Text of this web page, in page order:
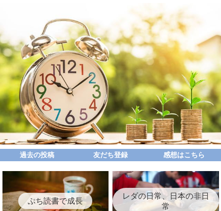
過去の投稿 友だち登録 感想はこちら
ぷち読書で成長
レダの日常、日本の非日
常